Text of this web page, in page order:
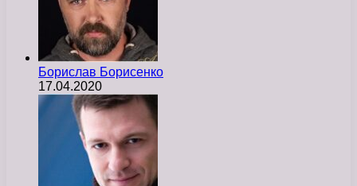
Борислав Борисенко
17.04.2020